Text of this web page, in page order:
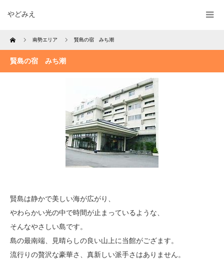
やどみえ
Home 南勢エリア 賢島の宿 みち潮
賢島の宿 みち潮
賢島は静かで美しい海が広がり、
やわらかい光の中で時間が止まっているような、
そんなやさしい島です。
島の最南端、見晴らしの良い山上に当館がござます。
流行りの贅沢な豪華さ、真新しい派手さはありません。